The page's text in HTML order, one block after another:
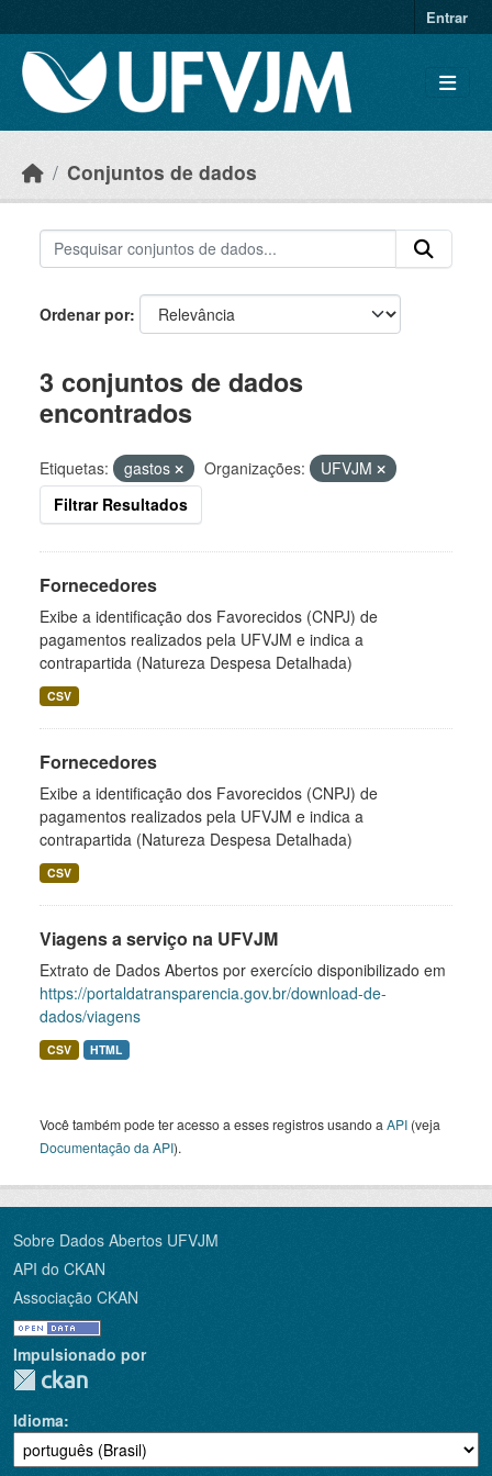
Entrar
Conjuntos de dados
Ordenar por
3 conjuntos de dados
encontrados
Etiquetas: gastos Organizações:
UFVJM
Filtrar Resultados
Fornecedores
Exibe a identificação dos Favorecidos (CNPJ) de
pagamentos realizados pela UFVJM e indica a
contrapartida (Natureza Despesa Detalhada)
CSV
Fornecedores
Exibe a identificação dos Favorecidos (CNPJ) de
pagamentos realizados pela UFVJM e indica a
contrapartida (Natureza Despesa Detalhada)
CSV
Viagens a serviço na UFVJM
Extrato de Dados Abertos por exercício disponibilizado em
https://portaldatransparencia.gov.br/download-de-
dados/viagens
CSV HTML
Você também pode ter acesso a esses registros usando a API (veja
Documentação da API).
Sobre Dados Abertos UFVJM
API do CKAN
Associação CKAN
Impulsionado por
Idioma